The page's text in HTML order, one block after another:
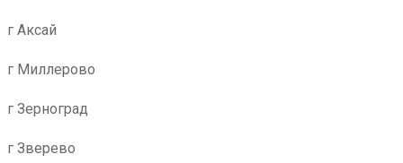
г Аксай
г Миллерово
г Зерноград
г Зверево